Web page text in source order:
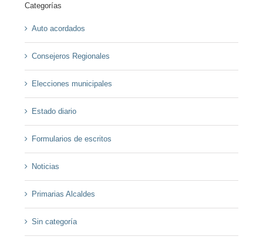
Categorías
Auto acordados
Consejeros Regionales
Elecciones municipales
Estado diario
Formularios de escritos
Noticias
Primarias Alcaldes
Sin categoría